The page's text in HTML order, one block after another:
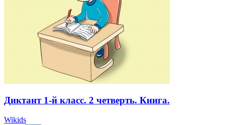
Диктант 1-й класс. 2 четверть. Книга.
Wikids